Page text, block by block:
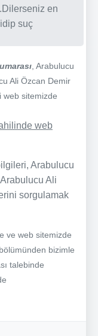
en
suç
, Arabulucu
Ali Özcan Demir
web sitemizde
web
Arabulucu
Ali
sorgulamak
ve web sitemizde
bizimle
talebinde